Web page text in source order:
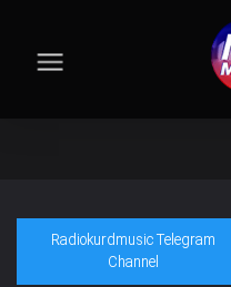
Radiokurdmusic Telegram
Channel